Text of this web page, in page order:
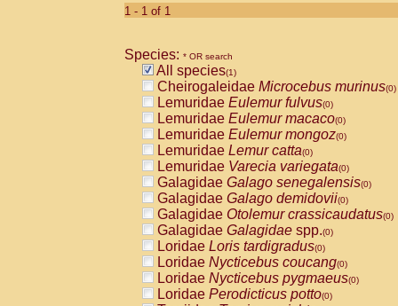
Cebidae
CebidaeCebus capucinus
CebidaeCebus nigrivittatus
CebidaeCebus spp.(0)
CebidaeSaimiri boliviensis(0)
CebidaeSaimiri sciureus(0)
AtelidaeAlouatta caraya(0)
AtelidaeAlouatta fusca(0)
AtelidaeAlouatta seniculus(0)
AtelidaeAlouattaspp.(0)
AtelidaeAteles belzebuth(0)
AtelidaeAteles geoffroyi(0)
AtelidaeAteles paniscus(0)
AtelidaeAtelesspp.(0)
AtelidaeLagothrix lagothricha(0)
AtelidaeLagothrix lagothricha cana
PitheciidaeCacajao calvus
1 - 1 of 1
Species: * OR search
All species(1)
Cheirogaleidae Microcebus murinus(0)
Lemuridae Eulemur fulvus(0)
Lemuridae Eulemur macaco(0)
Lemuridae Eulemur mongoz(0)
Lemuridae Lemur catta(0)
Lemuridae Varecia variegata(0)
Galagidae Galago senegalensis(0)
Galagidae Galago demidovii(0)
Galagidae Otolemur crassicaudatus(0)
Galagidae Galagidae spp.(0)
Loridae Loris tardigradus(0)
Loridae Nycticebus coucang(0)
Loridae Nycticebus pygmaeus(0)
Loridae Perodicticus potto(0)